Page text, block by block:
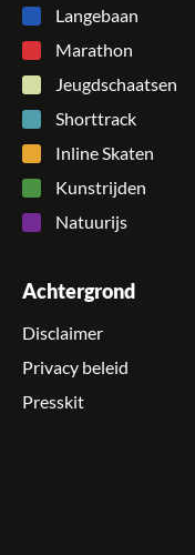
Langebaan
Marathon
Jeugdschaatsen
Shorttrack
Inline Skaten
Kunstrijden
Natuurijs
Achtergrond
Disclaimer
Privacy beleid
Presskit